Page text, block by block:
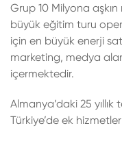
Grup 10 Milyona
büyük eğitim turu
için en büyük enerji
marketing, medya
içermektedir.
Almanya’daki 25
Türkiye’de ek